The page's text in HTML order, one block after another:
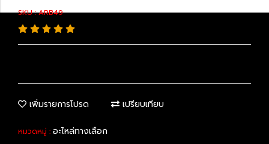
SKU : ARB49
เพิ่มรายการโปรด เปรียบเทียบ
หมวดหมู่ : อะไหล่ทางเลือก